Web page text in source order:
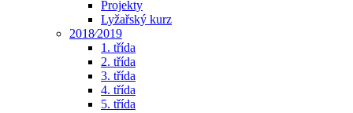
Projekty
Lyžařský kurz
2018⁄2019
1. třída
2. třída
3. třída
4. třída
5. třída